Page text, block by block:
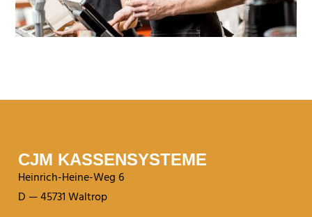
CJM KASSEN­SYSTEME
Heinrich-Heine-Weg 6
D — 45731 Waltrop